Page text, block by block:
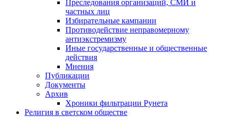
Преследования организаций, СМИ и
частных лиц
Избирательные кампании
Противодействие неправомерному
антиэкстремизму
Иные государственные и общественные
действия
Мнения
Публикации
Документы
Архив
Хроники фильтрации Рунета
Религия в светском обществе